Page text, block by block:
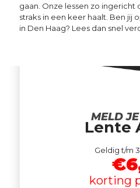
gaan. Onze lessen zo ingericht
straks in een keer haalt. Ben jij
in Den Haag? Lees dan snel
MELD
Lente
Geldig t/m
korting